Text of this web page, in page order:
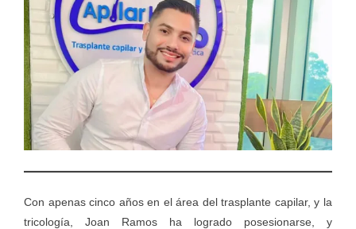
Con apenas cinco años en el área del trasplante capilar, y la
tricología, Joan Ramos ha logrado posesionarse, y